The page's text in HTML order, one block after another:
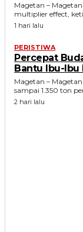
Magetan –
multiplier effect,
1 hari lalu
PERISTIWA
Percepat
Bantu Ibu-
Magetan –
sampai 1.350 ton
2 hari lalu